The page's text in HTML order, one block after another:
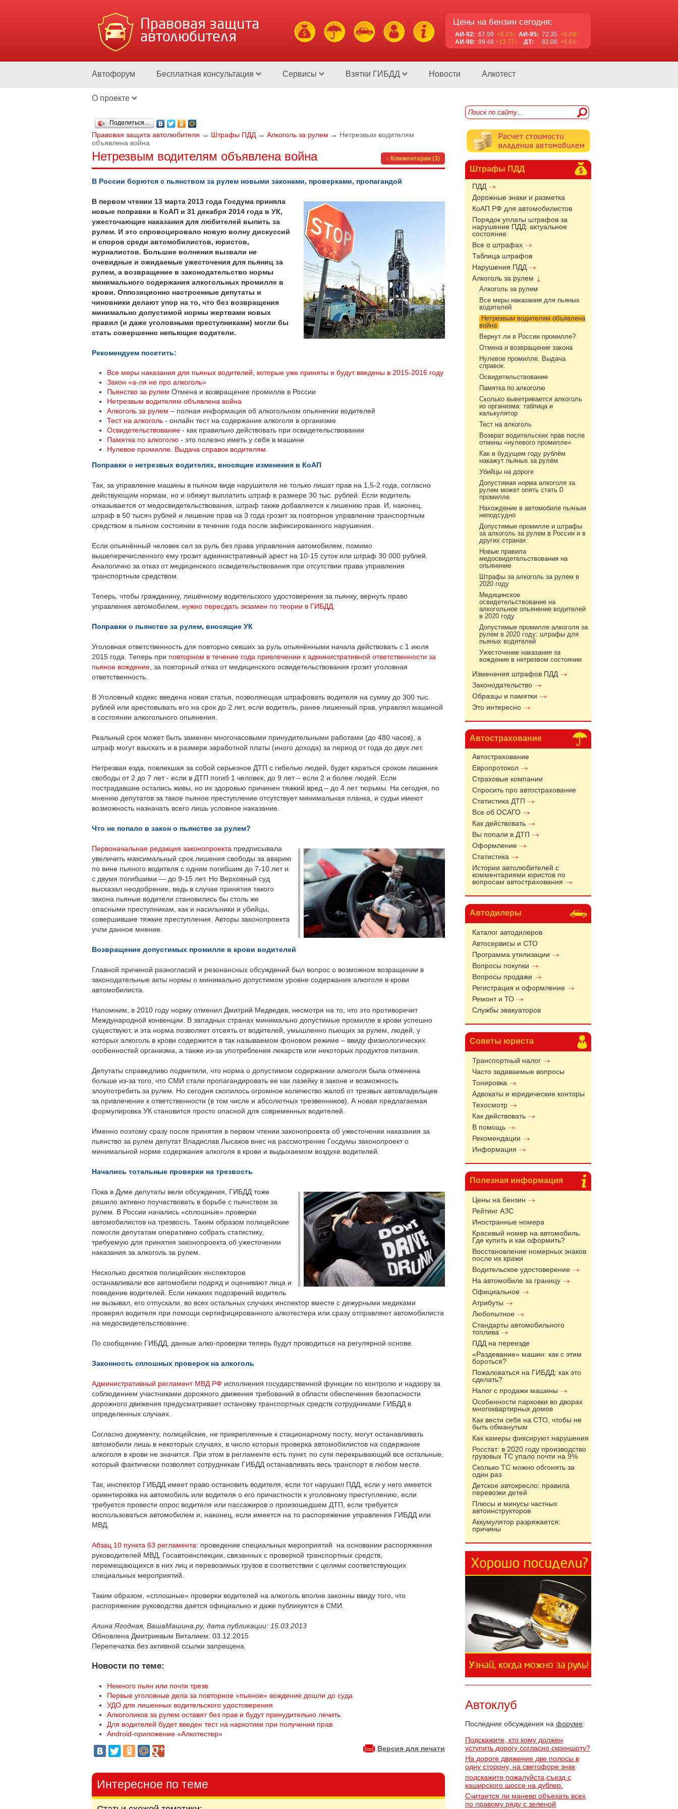
Правовая защита
автолюбителя
Цены на бензин сегодня:
АИ-92: 67.99 +6.03↑ АИ-95: 72.35 +6.08↑
АИ-98: 99.48 +13.77↑ ДТ: 82.08 +6.64↑
Автофорум Бесплатная консультация Сервисы Взятки ГИБДД Новости Алкотест
О проекте
Штрафы ПДД
ПДД
Дорожные знаки и разметка
КоАП РФ для автомобилистов
Порядок уплаты штрафов за
нарушение ПДД: актуальное
состояние
Все о штрафах
Таблица штрафов
Нарушения ПДД
Алкоголь за рулем
Алкоголь за рулем
Все меры наказания для пьяных
водителей
Нетрезвым водителям объявлена
война
Вернут ли в России промилле?
Отмена и возвращение закона
Нулевое промилле. Выдача
справок.
Освидетельствование
Памятка по алкоголю
Сколько выветривается алкоголь
из организма: таблица и
калькулятор
Тест на алкоголь
Возврат водительских прав после
отмены «нулевого промилле»
Как в будущем году рублём
накажут пьяных за рулём
Убийцы на дороге
Допустимая норма алкоголя за
рулем может опять стать 0
промилле
Нахождение в автомобиле пьяным
неподсудно
Допустимые промилле и штрафы
за алкоголь за рулем в России и в
других странах
Новые правила
медосвидетельствования на
опьянение
Штрафы за алкоголь за рулем в
2020 году
Медицинское
освидетельствование на
алкогольное опьянение водителей
в 2020 году
Допустимые промилле алкоголя за
рулем в 2020 году: штрафы для
пьяных водителей
Ужесточение наказания за
вождение в нетрезвом состоянии
Изменения штрафов ПДД
Законодательство
Образцы и памятки
Это интересно
Автострахование
Автострахование
Европротокол
Страховые компании
Спросить про автострахование
Статистика ДТП
Все об ОСАГО
Как действовать
Вы попали в ДТП
Оформление
Статистика
Истории автолюбителей с
комментариями юристов по
вопросам автострахования
Автодилеры
Каталог автодилеров
Автосервисы и СТО
Программа утилизации
Вопросы покупки
Вопросы продажи
Регистрация и оформление
Ремонт и ТО
Службы эвакуаторов
Советы юриста
Транспортный налог
Часто задаваемые вопросы
Тонировка
Адвокаты и юридические конторы
Техосмотр
Как действовать
В помощь
Рекомендации
Информация
Полезная информация
Цены на бензин
Рейтинг АЗС
Иностранные номера
Красивый номер на автомобиль.
Где купить и как оформить?
Восстановление номерных знаков
после их кражи
Водительское удостоверение
На автомобиле за границу
Официальное
Атрибуты
Любопытное
Стандарты автомобильного
топлива
ПДД на переезде
«Раздевание» машин: как с этим
бороться?
Пожаловаться на ГИБДД: как это
сделать?
Налог с продажи машины
Особенности парковки во дворах
многоквартирных домов
Как вести себя на СТО, чтобы не
быть обманутым
Как камеры фиксируют нарушения
Росстат: в 2020 году производство
грузовых ТС упало почти на 9%
Сколько ТС можно обгонять за
один раз
Детское автокресло: правила
перевозки детей
Плюсы и минусы частных
автоинструкторов
Аккумулятор разряжается:
причины
Автоклуб
Последние обсуждения на форуме:
Подскажите, кто кому должен
уступить дорогу согласно скриншоту?
На дороге движение две полосы в
одну сторону, на светофоре знак
подскажите пожалуйста,съезд с
каширского шоссе на дублер.
Считается ли маневр объехать всех
по правому ряду с зеленой
Поделиться…
Правовая защита автолюбителя → Штрафы ПДД → Алкоголь за рулем → Нетрезвым водителям
объявлена война
↓ Комментарии (3)
Нетрезвым водителям объявлена война
В России борются с пьянством за рулем новыми законами, проверками, пропагандой
В первом чтении 13 марта 2013 года Госдума приняла
новые поправки в КоАП и 31 декабря 2014 года в УК,
ужесточающие наказания для любителей выпить за
рулем. И это спровоцировало новую волну дискуссий
и споров среди автомобилистов, юристов,
журналистов. Большие волнения вызвали не
очевидные и ожидаемые ужесточения для пьяниц за
рулем, а возвращение в законодательство нормы
минимального содержания алкогольных промилле в
крови. Оппозиционно настроенные депутаты и
чиновники делают упор на то, что без возвращения
минимально допустимой нормы жертвами новых
правил (и даже уголовными преступниками) могли бы
стать совершенно непьющие водители.
Рекомендуем посетить:
Все меры наказания для пьяных водителей, которые уже приняты и будут введены в 2015-2016 году
Закон «а-ля не про алкоголь»
Пьянство за рулем Отмена и возвращение промилле в России
Нетрезвым водителям объявлена война
Алкоголь за рулем – полная информация об алкогольном опьянении водителей
Тест на алкоголь - онлайн тест на содержание алкоголя в организме
Освидетельствование - как правильно действовать при освидетельствовании
Памятка по алкоголю - это полезно иметь у себя в машине
Нулевое промилле. Выдача справок водителям.
Поправки о нетрезвых водителях, вносящие изменения в КоАП
Так, за управление машины в пьяном виде нарушителя не только лишат прав на 1,5-2 года, согласно
действующим нормам, но и обяжут выплатить штраф в размере 30 тыс. рублей. Если водитель
отказывается от медосвидетельствования, штраф также добавляется к лишению прав. И, наконец,
штраф в 50 тысяч рублей и лишение прав на 3 года грозит за повторное управление транспортным
средством в пьяном состоянии в течение года после зафиксированного нарушения.
Если опьянённый человек сел за руль без права управления автомобилем, помимо
вышеперечисленного ему грозит административный арест на 10-15 суток или штраф 30 000 рублей.
Аналогично за отказ от медицинского освидетельствования при отсутствии права управления
транспортным средством.
Теперь, чтобы гражданину, лишённому водительского удостоверения за пьянку, вернуть право
управления автомобилем, нужно пересдать экзамен по теории в ГИБДД
Поправки о пьянстве за рулем, вносящие УК
Уголовная ответственность для повторно севших за руль опьянёнными начала действовать с 1 июля
2015 года. Теперь при повторном в течение года привлечении к административной ответственности за
пьяное вождение , за повторный отказ от медицинского освидетельствования грозит уголовная
ответственность.
В Уголовный кодекс введена новая статья, позволяющая штрафовать водителя на сумму до 300 тыс.
рублей или арестовывать его на срок до 2 лет, если водитель, ранее лишенный прав, управлял машиной
в состоянии алкогольного опьянения.
Реальный срок может быть заменен многочасовыми принудительными работами (до 480 часов), а
штраф могут взыскать и в размере заработной платы (иного дохода) за период от года до двух лет.
Нетрезвая езда, повлекшая за собой серьезное ДТП с гибелью людей, будет караться сроком лишения
свободы от 2 до 7 лет - если в ДТП погиб 1 человек, до 9 лет – если 2 и более людей. Если
пострадавшие остались живы, но их здоровью причинен тяжкий вред – до 4 лет тюрьмы. На сегодня, по
мнению депутатов за такое пьяное преступление отсутствует минимальная планка, и судьи имеют
возможность назначать всего лишь условное наказание.
Что не попало в закон о пьянстве за рулем?
Первоначальная редакция законопроекта предписывала
увеличить максимальный срок лишения свободы за аварию
по вине пьяного водителя с одним погибшим до 7-10 лет и
с двумя погибшими — до 9-15 лет. Но Верховный суд
высказал неодобрение, ведь в случае принятия такого
закона пьяные водители становились бы столь же
опасными преступникам, как и насильники и убийцы,
совершившие тяжкие преступления. Авторы законопроекта
учли данное мнение.
Возвращение допустимых промилле в крови водителей
Главной причиной разногласий и резонансных обсуждений был вопрос о возможном возращении в
законодательные акты нормы о минимально допустимом уровне содержания алкоголя в крови
автомобилиста.
Напомним, в 2010 году норму отменил Дмитрий Медведев, несмотря на то, что это противоречит
Международной конвенции. В западных странах минимально допустимые промилле в крови успешно
существуют, и эта норма позволяет отсеять от водителей, умышленно пьющих за рулем, людей, у
которых алкоголь в крови содержится в так называемом фоновом режиме – ввиду физиологических
особенностей организма, а также из-за употребления лекарств или некоторых продуктов питания.
Депутаты справедливо подметили, что норма о допустимом содержании алкоголя была отменена
больше из-за того, что СМИ стали пропагандировать ее как лазейку в законе и возможность
злоупотребить за рулем. Но сегодня скопилось огромное количество жалоб от трезвых автовладельцев
за привлечение к ответственности (в том числе и абсолютных трезвенников). А новая предлагаемая
формулировка УК становится просто опасной для современных водителей.
Именно поэтому сразу после принятия в первом чтении законопроекта об ужесточении наказания за
пьянство за рулем депутат Владислав Лысаков внес на рассмотрение Госдумы законопроект о
минимальной норме содержания алкоголя в крови и выдыхаемом воздухе водителей.
Начались тотальные проверки на трезвость
Пока в Думе депутаты вели обсуждения, ГИБДД тоже
решило активно поучаствовать в борьбе с пьянством за
рулем. В России начались «сплошные» проверки
автомобилистов на трезвость. Таким образом полицейские
помогли депутатам оперативно собрать статистику,
требуемую для принятия законопроекта об ужесточении
наказания за алкоголь за рулем.
Несколько десятков полицейских инспекторов
останавливали все автомобили подряд и оценивают лица и
поведение водителей. Если никаких подозрений водитель
не вызывал, его отпускали, во всех остальных случаях инспектор вместе с дежурными медиками
проверял водителя при помощи сертифицированного алкотестера или сразу отправляют автомобилиста
на медосвидетельствование.
По сообщению ГИБДД, данные алко-проверки теперь будут проводиться на регулярной основе.
Законность сплошных проверок на алкоголь
Административный регламент МВД РФ исполнения государственной функции по контролю и надзору за
соблюдением участниками дорожного движения требований в области обеспечения безопасности
дорожного движения предусматривает остановку транспортных средств сотрудниками ГИБДД в
определенных случаях.
Согласно документу, полицейские, не прикрепленные к стационарному посту, могут останавливать
автомобили лишь в некоторых случаях, в число которых проверка автомобилистов на содержание
алкоголя в крови не значится. При этом в регламенте есть пункт, по сути перекрывающий все остальные,
который фактически позволяет сотрудникам ГИБДД останавливать весь транспорт в любом месте.
Так, инспектор ГИБДД имеет право остановить водителя, если тот нарушил ПДД, если у него имеется
ориентировка на автомобиль или водителя о его причастности к уголовному преступлению, если
требуется провести опрос водителя или пассажиров о произошедшем ДТП, если требуется
воспользоваться автомобилем и, наконец, если имеется на то распоряжение управления ГИБДД или
МВД.
Абзац 10 пункта 63 регламента: проведение специальных мероприятий на основании распоряжения
руководителей МВД, Госавтоинспекции, связанных с проверкой транспортных средств,
перемещающихся в них лиц и перевозимых грузов в соответствии с целями соответствующих
специальных мероприятий.
Таким образом, «сплошные» проверки водителей на алкоголь вполне законны ввиду того, что
распоряжение руководства дается официально и даже публикуется в СМИ.
Алина Ягодная, ВашаМашина.ру, дата публикации: 15.03.2013
Обновлена Дмитриевым Виталием: 03.12.2015
Перепечатка без активной ссылки запрещена
Новости по теме:
Немного пьян или почти трезв
Первые уголовные дела за повторное «пьяное» вождение дошли до суда
УДО для лишенных водительского удостоверения
Алкоголиков за рулем оставят без прав и будут принудительно лечить
Для водителей будет введен тест на наркотики при получении прав
Android-приложение «Алкотестер»
Версия для печати
Интересное по теме